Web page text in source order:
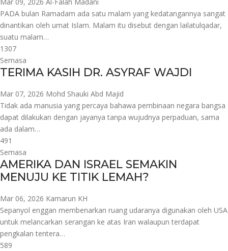
PADA bulan Ramadam ada satu malam yang kedatangannya sangat
dinantikan oleh umat Islam. Malam itu disebut dengan lailatulqadar,
suatu malam…
1307
Semasa
TERIMA KASIH DR. ASYRAF WAJDI
Mar 07, 2026 Mohd Shauki Abd Majid
Tidak ada manusia yang percaya bahawa pembinaan negara bangsa
dapat dilakukan dengan jayanya tanpa wujudnya perpaduan, sama
ada dalam…
491
Semasa
AMERIKA DAN ISRAEL SEMAKIN
MENUJU KE TITIK LEMAH?
Mar 06, 2026 Kamarun KH
Sepanyol enggan membenarkan ruang udaranya digunakan oleh USA
untuk melancarkan serangan ke atas Iran walaupun terdapat
pengkalan tentera…
589